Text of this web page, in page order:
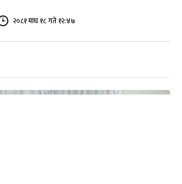
२०८१ माघ १८ गते १२:४७